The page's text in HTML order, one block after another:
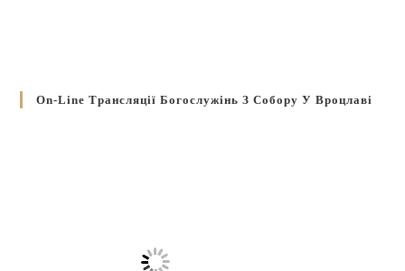
On-Line Трансляції Богослужінь З Собору У Вроцлаві